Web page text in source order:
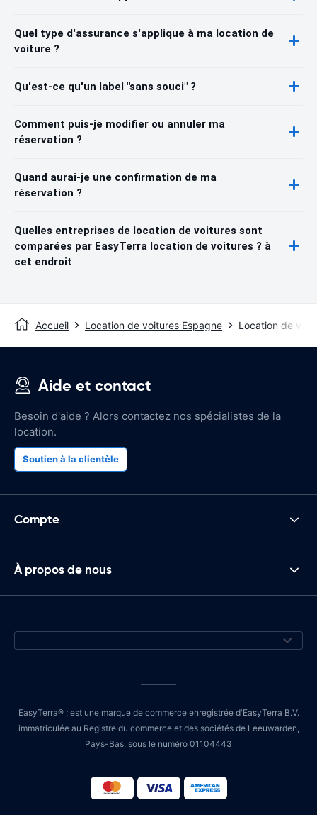
Quel type d'assurance s'applique à ma location de
voiture ?
Qu'est-ce qu'un label "sans souci" ?
Comment puis-je modifier ou annuler ma
réservation ?
Quand aurai-je une confirmation de ma
réservation ?
Quelles entreprises de location de voitures sont
comparées par EasyTerra location de voitures ? à
cet endroit
Accueil Location de voitures Espagne Location de
Aide et contact
Besoin d'aide ? Alors contactez nos spécialistes de la
location.
Soutien à la clientèle
Compte
À propos de nous
EasyTerra® ; est une marque de commerce enregistrée d'EasyTerra B.V.
immatriculée au Registre du commerce et des sociétés de Leeuwarden,
Pays-Bas, sous le numéro 01104443